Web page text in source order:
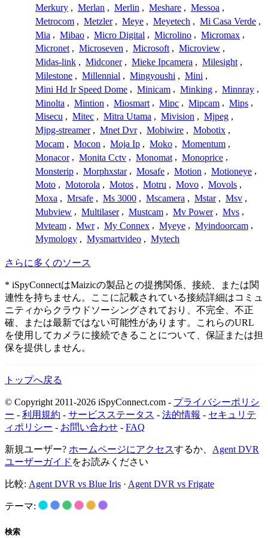
Merkury , Merlan , Merlin , Meshare , Messoa ,
Metrocom , Metzler , Meye , Meyetech , Mi Casa Verde ,
Mia , Mibao , Micro Digital , Microlino , Micromax ,
Micronet , Microseven , Microsoft , Microview ,
Midas-link , Midconer , Mieke Ipcamera , Milesight ,
Milestone , Millennial , Mingyoushi , Mini ,
Mini Hd Ir Speed Dome , Minicam , Minking , Minnray ,
Minolta , Mintion , Miosmart , Mipc , Mipcam , Mips ,
Misecu , Mitec , Mitra Utama , Mivision , Mjpeg ,
Mjpg-streamer , Mnet Dvr , Mobiwire , Mobotix ,
Mocam , Mocon , Moja Ip , Moko , Momentum ,
Monacor , Monita Cctv , Monomat , Monoprice ,
Monsterip , Morphxstar , Mosafe , Motion , Motioneye ,
Moto , Motorola , Motos , Motru , Movo , Movols ,
Moxa , Mrsafe , Ms 3000 , Mscamera , Mstar , Msv ,
Mubview , Multilaser , Mustcam , Mv Power , Mvs ,
Mvteam , Mwr , My Connex , Myeye , Myindoorcam ,
Mymology , Mysmartvideo , Mytech
さらに多くのソース
* iSpyConnectはMaizicの製品との提携関係、接続、または関
連性を持ちません。ここに記載されている接続詳細はコミュ
ニティからクラウドソーシングされており、不完全、不正
確、または最新ではない可能性があります。これらのURL
を使用してカメラに接続できることについて、保証または担
保を提供しません。
トップへ戻る
© Copyright 2011-2026 iSpyConnect.com - プライバシーポリシ
ー - 利用規約 - サービスステータス - 法的情報 - セキュリテ
ィポリシー - お問い合わせ - FAQ
新規ユーザー? ホームページにアクセスするか、 Agent DVR
ユーザーガイド をお読みください
比較: Agent DVR vs Blue Iris · Agent DVR vs Frigate
テーマ:
検索